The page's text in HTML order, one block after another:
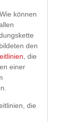
können
den
, die
einer
die